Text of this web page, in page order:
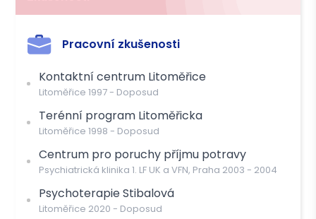
Můžete čerpat příspěvek těchto pojišťoven
Platba
Převodem
Pracovní zkušenosti
Kontaktní centrum Litoměřice
Litoměřice 1997- Doposud
Terénní program Litoměřicka
Litoměřice 1998 - Doposud
Centrum pro poruchy příjmu potravy
Psychiatrická klinika 1. LF UK a VFN, Praha 2003 - 2004
Psychoterapie Stibalová
Litoměřice 2020 - Doposud